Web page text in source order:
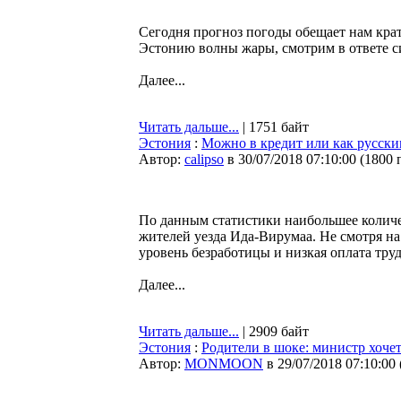
Сегодня прогноз погоды обещает нам
Эстонию волны жары, смотрим в ответе
Далее...
Читать дальше... | 1751 байт
Эстония : Можно в кредит или как
Автор: calipso в 30/07/2018 07:10:00 (1800
По данным статистики наибольшее
жителей уезда Ида-Вирумаа. Не смотря
уровень безработицы и низкая оплата
Далее...
Читать дальше... | 2909 байт
Эстония : Родители в шоке: министр
Автор: MONMOON в 29/07/2018 07:10:00